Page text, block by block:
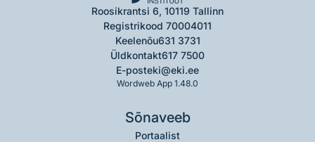
Roosikrantsi 6, 10119 Tallinn
Registrikood 70004011
Keelenõu631 3731
Üldkontakt617 7500
E-posteki@eki.ee
Wordweb App 1.48.0
Sõnaveeb
Portaalist